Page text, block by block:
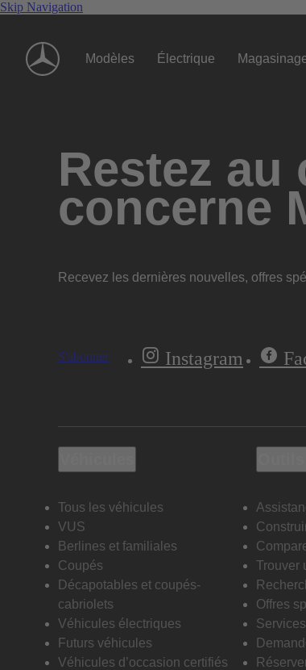
Skip Navigation
Modèles Électrique
Restez
concerne
Recevez les dernières nouvelles, offres
S'abonner Instagram
Tous les véhicules
VUS
Berlines et familiales
Coupés
Décapotables et coupés-
cabriolets
Véhicules électriques
Futurs véhicules
Véhicules d’occasion certifiés
Trouver
Offres